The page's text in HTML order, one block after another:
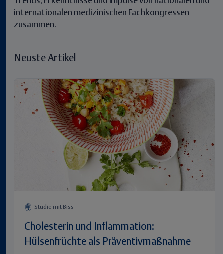
internationalen medizinischen Fachkongressen
zusammen.
Neuste Artikel
Studie mit Biss
Cholesterin und Inflammation:
Hülsenfrüchte als Präventivmaßnahme